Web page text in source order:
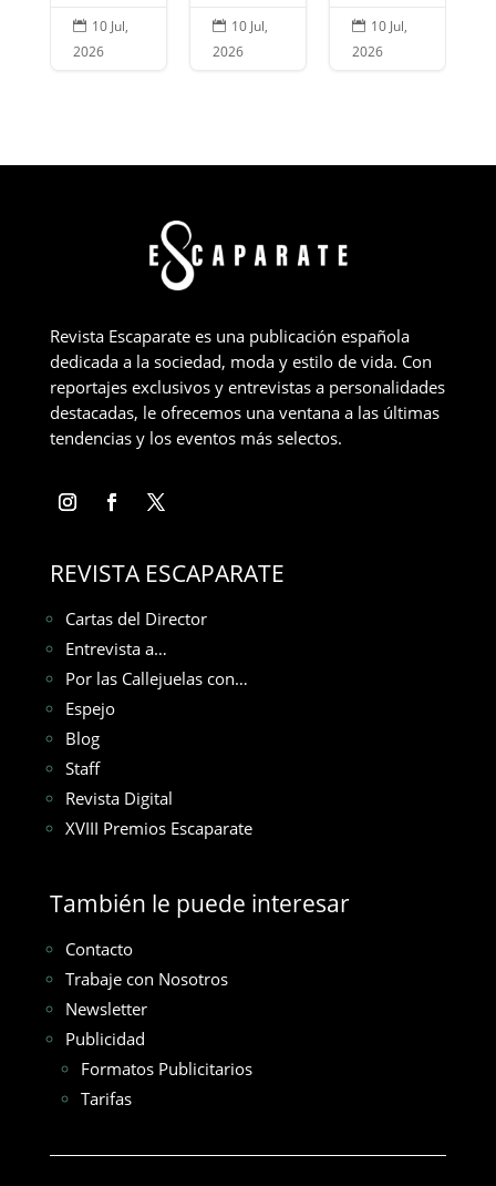
 10 Jul,
2026
 10 Jul,
2026
 10 Jul,
2026
Revista Escaparate es una publicación española
dedicada a la sociedad, moda y estilo de vida. Con
reportajes exclusivos y entrevistas a personalidades
destacadas, le ofrecemos una ventana a las últimas
tendencias y los eventos más selectos.
REVISTA ESCAPARATE
Cartas del Director
Entrevista a…
Por las Callejuelas con…
Espejo
Blog
Staff
Revista Digital
XVIII Premios Escaparate
También le puede interesar
Contacto
Trabaje con Nosotros
Newsletter
Publicidad
Formatos Publicitarios
Tarifas